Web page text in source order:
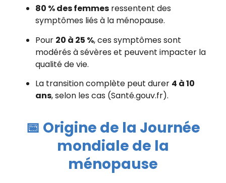
80 % des femmes ressentent des
symptômes liés à la ménopause.
Pour 20 à 25 %, ces symptômes sont
modérés à sévères et peuvent impacter la
qualité de vie.
La transition complète peut durer 4 à 10
ans, selon les cas (Santé.gouv.fr).
📅 Origine de la Journée
mondiale de la
ménopause